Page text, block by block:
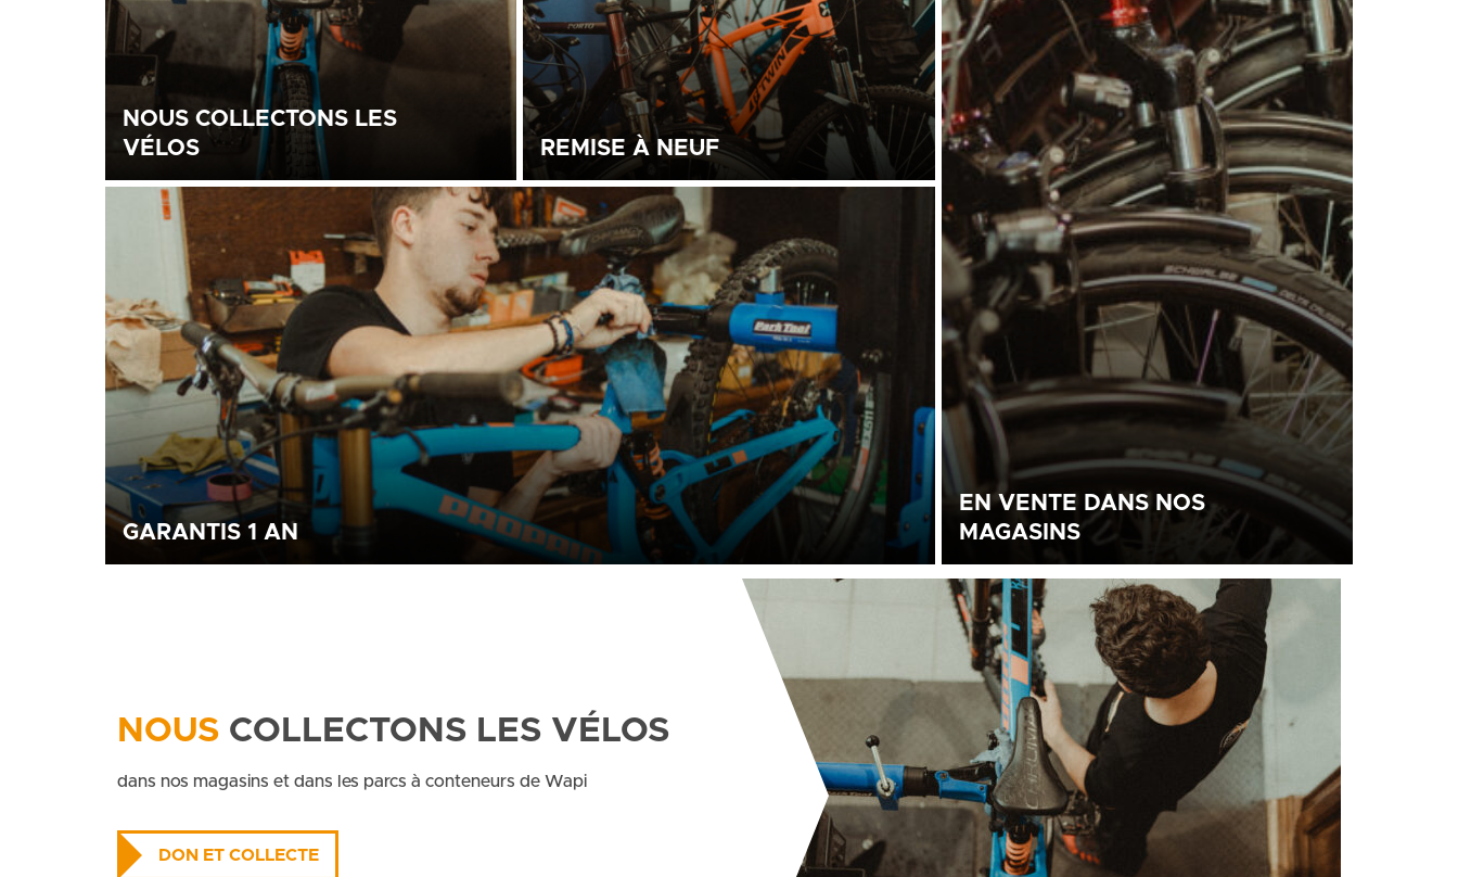
NOUS COLLECTONS LES
VÉLOS
dans nos magasins et dans les parcs à conteneurs
REMISE À NEUF
Les vélos sont remis en état par nos stagiaire, sous
le contrôle de notre formateur. 43 points de
sécurité sont vérifiés sur le vélo.
EN VENTE DANS NOS
MAGASINS
Nos vélos de seconde main sont uniquement
vendus dans nos magasins.
GARANTIS 1 AN
Tous nos vélos sont garantis 1 an. En cas de pépin, nous nous ferons un plaisir de vous dépanner dans
NOUS COLLECTONS LES VÉLOS
dans nos magasins et dans les parcs à conteneurs de Wapi
DON ET COLLECTE